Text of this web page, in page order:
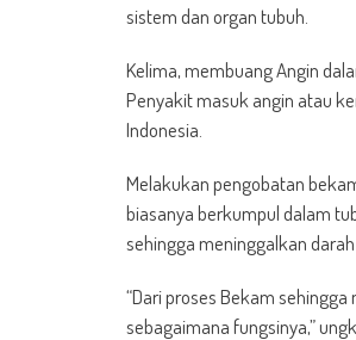
sistem dan organ tubuh.
Kelima, membuang Angin
Penyakit masuk angin atau
Indonesia.
Melakukan pengobatan
biasanya berkumpul dalam
sehingga meninggalkan
“Dari proses Bekam
sebagaimana fungsinya,”